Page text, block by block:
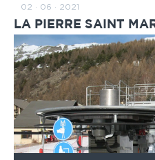
02 · 06 · 2021
LA PIERRE SAINT